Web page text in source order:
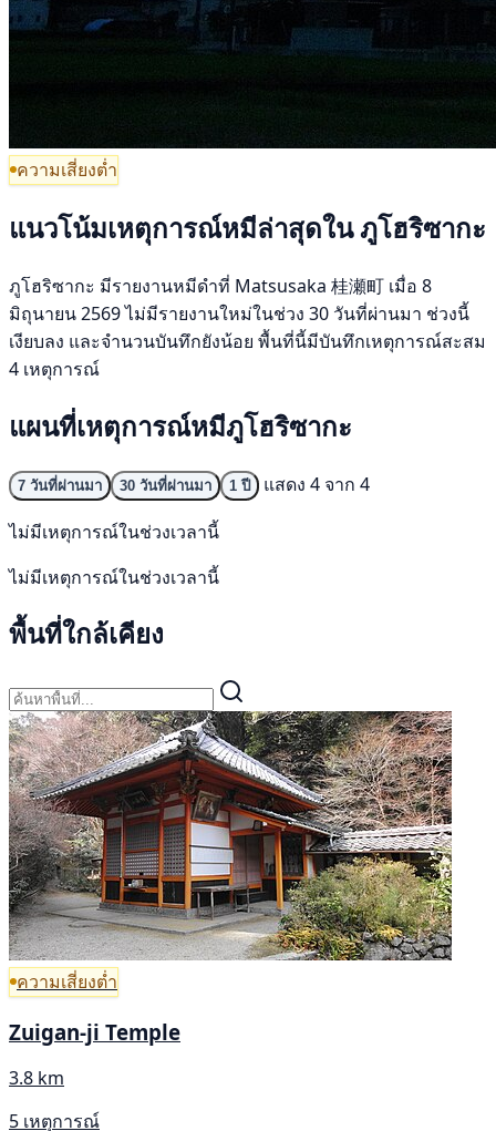
ความเสี่ยงต่ำ
แนวโน้มเหตุการณ์หมีล่าสุดใน ภูโฮริซากะ
ภูโฮริซากะ มีรายงานหมีดำที่ Matsusaka 桂瀬町 เมื่อ 8
มิถุนายน 2569 ไม่มีรายงานใหม่ในช่วง 30 วันที่ผ่านมา ช่วงนี้
เงียบลง และจำนวนบันทึกยังน้อย พื้นที่นี้มีบันทึกเหตุการณ์สะสม
4 เหตุการณ์
แผนที่เหตุการณ์หมีภูโฮริซากะ
7 วันที่ผ่านมา 30 วันที่ผ่านมา 1 ปี
แสดง 4 จาก 4
ไม่มีเหตุการณ์ในช่วงเวลานี้
ไม่มีเหตุการณ์ในช่วงเวลานี้
พื้นที่ใกล้เคียง
ความเสี่ยงต่ำ
Zuigan-ji Temple
3.8 km
5 เหตุการณ์